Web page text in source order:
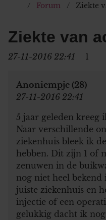
Forum Ziekte
Ziekte van
27-11-2016 22:41 1
Anoniempje (28)
27-11-2016 22:41
5 jaar geleden kreeg
Naar verschillende
ziekenhuis bleek ik
hebben. Dit zijn 1 of
zenuwen in de
nog niet heel bekend
juiste ziekenhuis en
injectie of een
gelukkig dacht ik